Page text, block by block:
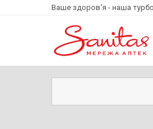
Ваше здоров'я - наша